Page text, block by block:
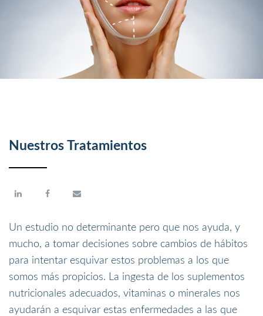
Nuestros Tratamientos
Un estudio no determinante pero que nos ayuda, y
mucho, a tomar decisiones sobre cambios de hábitos
para intentar esquivar estos problemas a los que
somos más propicios. La ingesta de los suplementos
nutricionales adecuados, vitaminas o minerales nos
ayudarán a esquivar estas enfermedades a las que